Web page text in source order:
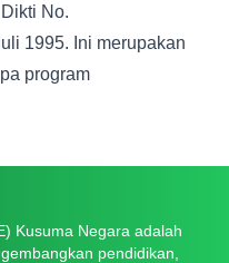
No.
1995. Ini merupakan
program
Kusuma Negara adalah
pendidikan,